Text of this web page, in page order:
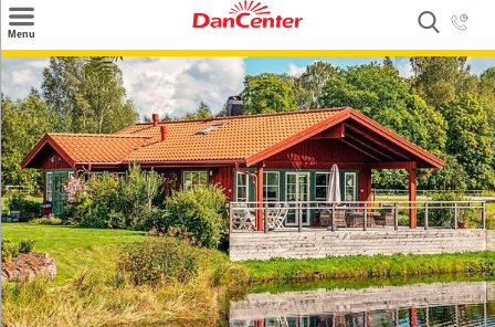
Menu
Zoeken
Inspiratie
Informatie over
Service
Kontakt